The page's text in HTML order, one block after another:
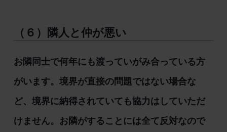
（６）隣人と仲が悪い
お隣同士で何年にも渡っていがみ合っている方
がいます。境界が直接の問題ではない場合な
ど、境界に納得されていても協力はしていただ
けません。お隣がすることには全て反対なので